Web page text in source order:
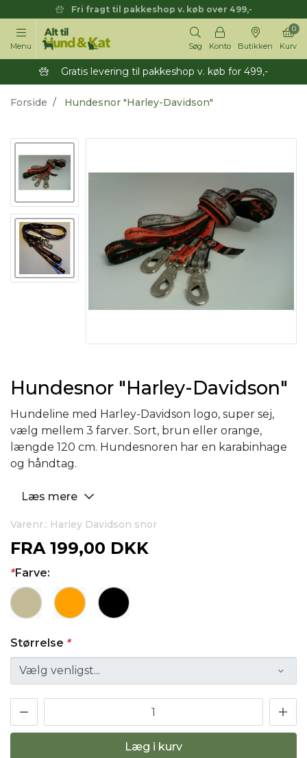
Fri fragt til pakkeshop v. køb over 499,-
Menu Søg Konto Butikken Kurv
0
Gratis levering til pakkeshop v. køb for 499,-
Forside Hundesnor "Harley-Davidson"
Hundesnor "Harley-Davidson"
Hundeline med Harley-Davidson logo, super sej,
vælg mellem 3 farver. Sort, brun eller orange,
længde 120 cm. Hundesnoren har en karabinhage
og håndtag.
Læs mere
Varenr.: Harley Davidson snor
FRA 199,00 DKK
*Farve:
Størrelse *
Læg i kurv